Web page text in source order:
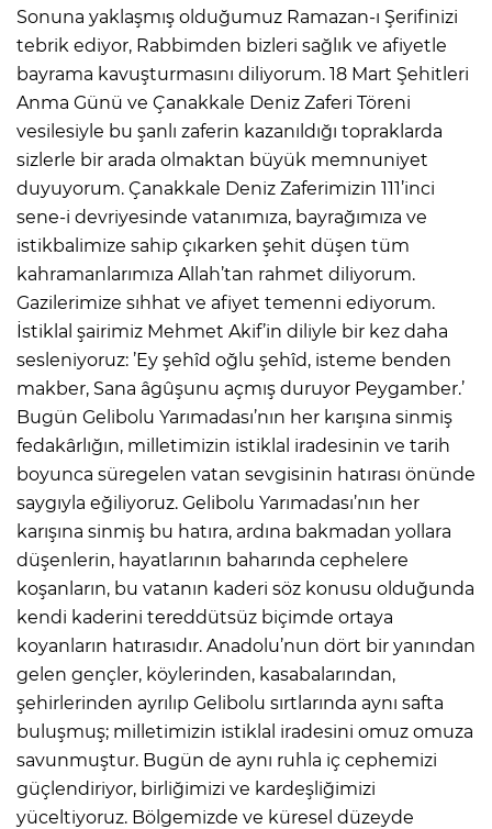
Sonuna yaklaşmış olduğumuz Ramazan-ı Şerifinizi
tebrik ediyor, Rabbimden bizleri sağlık ve afiyetle
bayrama kavuşturmasını diliyorum. 18 Mart Şehitleri
Anma Günü ve Çanakkale Deniz Zaferi Töreni
vesilesiyle bu şanlı zaferin kazanıldığı topraklarda
sizlerle bir arada olmaktan büyük memnuniyet
duyuyorum. Çanakkale Deniz Zaferimizin 111’inci
sene-i devriyesinde vatanımıza, bayrağımıza ve
istikbalimize sahip çıkarken şehit düşen tüm
kahramanlarımıza Allah’tan rahmet diliyorum.
Gazilerimize sıhhat ve afiyet temenni ediyorum.
İstiklal şairimiz Mehmet Akif’in diliyle bir kez daha
sesleniyoruz: ’Ey şehîd oğlu şehîd, isteme benden
makber, Sana âgûşunu açmış duruyor Peygamber.’
Bugün Gelibolu Yarımadası’nın her karışına sinmiş
fedakârlığın, milletimizin istiklal iradesinin ve tarih
boyunca süregelen vatan sevgisinin hatırası önünde
saygıyla eğiliyoruz. Gelibolu Yarımadası’nın her
karışına sinmiş bu hatıra, ardına bakmadan yollara
düşenlerin, hayatlarının baharında cephelere
koşanların, bu vatanın kaderi söz konusu olduğunda
kendi kaderini tereddütsüz biçimde ortaya
koyanların hatırasıdır. Anadolu’nun dört bir yanından
gelen gençler, köylerinden, kasabalarından,
şehirlerinden ayrılıp Gelibolu sırtlarında aynı safta
buluşmuş; milletimizin istiklal iradesini omuz omuza
savunmuştur. Bugün de aynı ruhla iç cephemizi
güçlendiriyor, birliğimizi ve kardeşliğimizi
yüceltiyoruz. Bölgemizde ve küresel düzeyde